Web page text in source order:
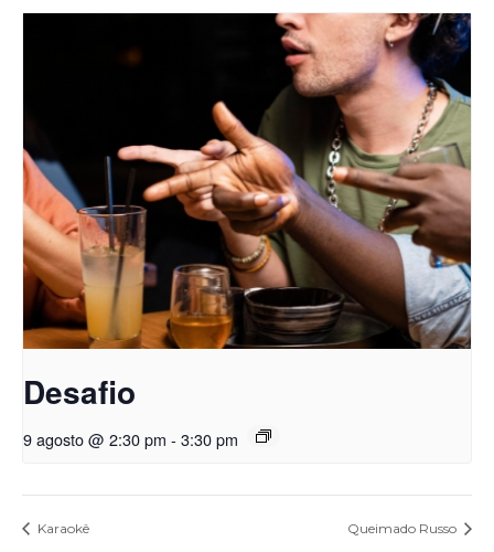
Desafio
9 agosto @ 2:30 pm - 3:30 pm
Karaokê Queimado Russo